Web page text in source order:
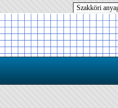
Szakköri